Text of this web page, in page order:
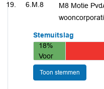
6.M.8
M8 Motie
Stemuitslag
18%
Voor
Toon stemmen